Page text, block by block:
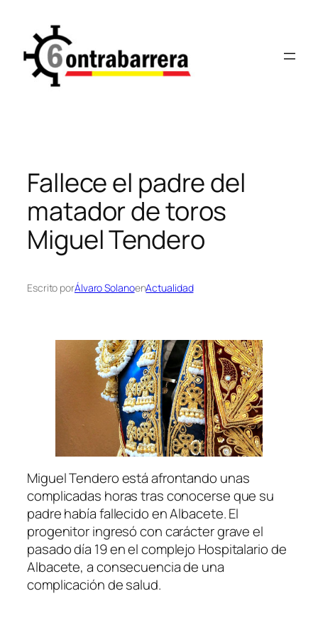
contenido
Fallece el padre del
matador de toros
Miguel Tendero
Escrito porÁlvaro SolanoenActualidad
Miguel Tendero está afrontando unas
complicadas horas tras conocerse que su
padre había fallecido en Albacete. El
progenitor ingresó con carácter grave el
pasado día 19 en el complejo Hospitalario de
Albacete, a consecuencia de una
complicación de salud.